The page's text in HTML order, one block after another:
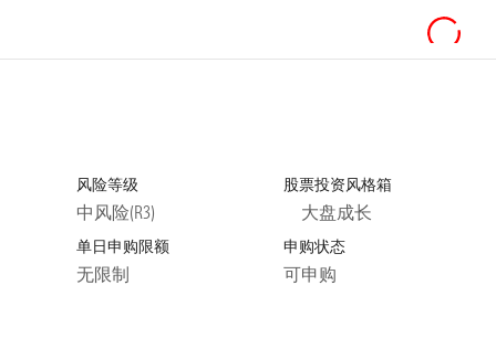
风险等级
中风险(R3)
股票投资风格箱
大盘成长
单日申购限额
无限制
申购状态
可申购